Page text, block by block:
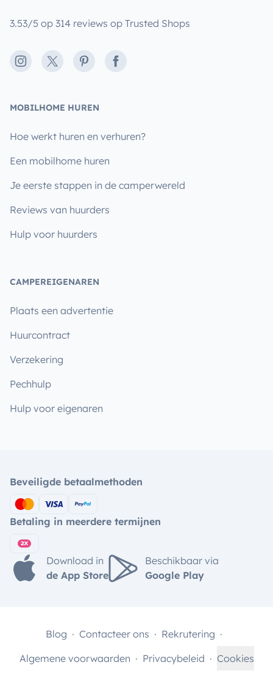
3.53/5 op 314 reviews op Trusted Shops
Instagram
X PinterestFacebook
MOBILHOME HUREN
Hoe werkt huren en verhuren?
Een mobilhome huren
Je eerste stappen in de camperwereld
Reviews van huurders
Hulp voor huurders
CAMPEREIGENAREN
Plaats een advertentie
Huurcontract
Verzekering
Pechhulp
Hulp voor eigenaren
Beveiligde betaalmethoden
Betaling in meerdere termijnen
Download in
de App Store
Beschikbaar via
Google Play
Blog Contacteer ons
Rekrutering
Algemene voorwaarden
Privacybeleid Cookies